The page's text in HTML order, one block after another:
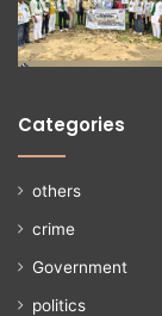
Categories
others
crime
Government
politics